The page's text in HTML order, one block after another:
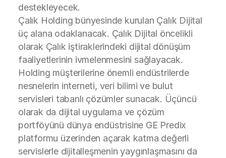
destekleyecek.
Çalık Holding bünyesinde kurulan Çalık Dijital
üç alana odaklanacak. Çalık Dijital öncelikli
olarak Çalık iştiraklerindeki dijital dönüşüm
faaliyetlerinin ivmelenmesini sağlayacak.
Holding müşterilerine önemli endüstrilerde
nesnelerin interneti, veri bilimi ve bulut
servisleri tabanlı çözümler sunacak. Üçüncü
olarak da dijital uygulama ve çözüm
portföyünü dünya endüstrisine GE Predix
platformu üzerinden açarak katma değerli
servislerle dijitalleşmenin yaygınlaşmasını da